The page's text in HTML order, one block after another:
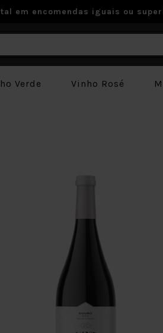
em encomendas iguais ou
Verde Vinho Rosé